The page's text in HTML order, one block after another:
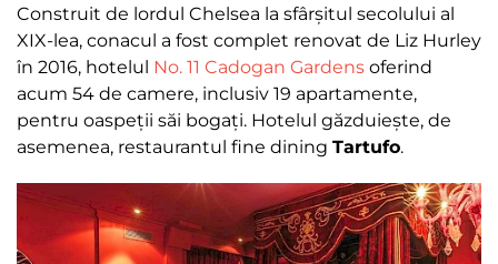
Construit de lordul Chelsea la sfârșitul secolului al
XIX-lea, conacul a fost complet renovat de Liz Hurley
în 2016, hotelul No. 11 Cadogan Gardens oferind
acum 54 de camere, inclusiv 19 apartamente,
pentru oaspeții săi bogați. Hotelul găzduiește, de
asemenea, restaurantul fine dining Tartufo.